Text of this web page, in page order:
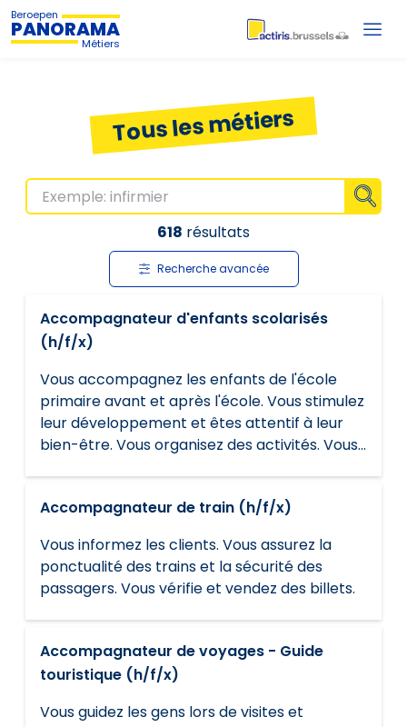
Beroepen
PANORAMA
Métiers
Tous les métiers
Recherche avancée
618 résultats
Accompagnateur d'enfants scolarisés
(h/f/x)
Vous accompagnez les enfants de l'école
primaire avant et après l'école. Vous stimulez
leur développement et êtes attentif à leur
bien-être. Vous organisez des activités. Vous
Accompagnateur de train (h/f/x)
Vous informez les clients. Vous assurez la
ponctualité des trains et la sécurité des
passagers. Vous vérifie et vendez des billets.
Accompagnateur de voyages - Guide
touristique (h/f/x)
Vous guidez les gens lors de visites et